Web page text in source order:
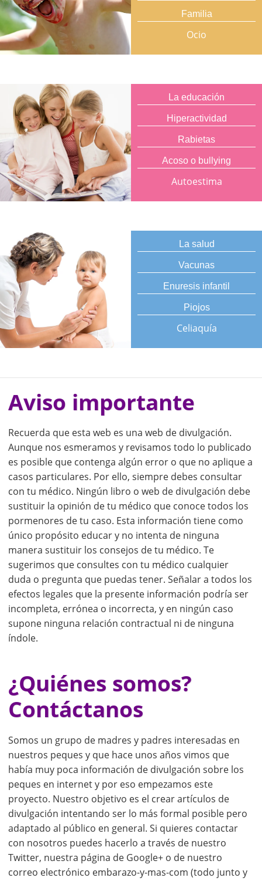
Familia
Ocio
La educación
Hiperactividad
Rabietas
Acoso o bullying
Autoestima
La salud
Vacunas
Enuresis infantil
Piojos
Celiaquía
Aviso importante
Recuerda que esta web es una web de divulgación.
Aunque nos esmeramos y revisamos todo lo publicado
es posible que contenga algún error o que no aplique a
casos particulares. Por ello, siempre debes consultar
con tu médico. Ningún libro o web de divulgación debe
sustituir la opinión de tu médico que conoce todos los
pormenores de tu caso. Esta información tiene como
único propósito educar y no intenta de ninguna
manera sustituir los consejos de tu médico. Te
sugerimos que consultes con tu médico cualquier
duda o pregunta que puedas tener. Señalar a todos los
efectos legales que la presente información podría ser
incompleta, errónea o incorrecta, y en ningún caso
supone ninguna relación contractual ni de ninguna
índole.
¿Quiénes somos?
Contáctanos
Somos un grupo de madres y padres interesadas en
nuestros peques y que hace unos años vimos que
había muy poca información de divulgación sobre los
peques en internet y por eso empezamos este
proyecto. Nuestro objetivo es el crear artículos de
divulgación intentando ser lo más formal posible pero
adaptado al público en general. Si quieres contactar
con nosotros puedes hacerlo a través de nuestro
Twitter, nuestra página de Google+ o de nuestro
correo electrónico embarazo-y-mas-com (todo junto y